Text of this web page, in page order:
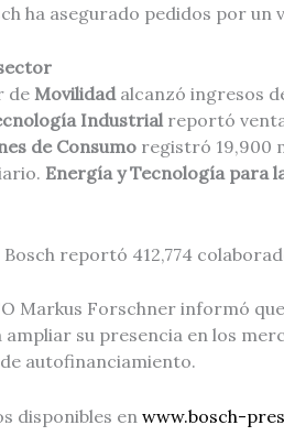
ha asegurado pedidos por un
de Movilidadalcanzó ingresos
Industrialreportó
de Consumoregistró 19,900
Energía y Tecnología para
reportó 412,774
Markus Forschner informó
su presencia en los
autofinanciamiento.
disponibles en www.bosch-